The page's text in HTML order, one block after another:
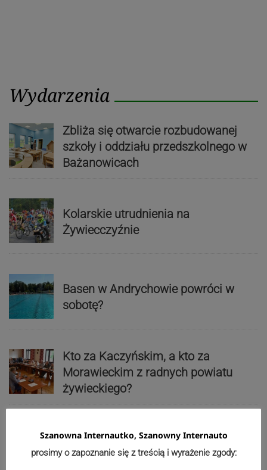
Wydarzenia
Zbliża się otwarcie rozbudowanej
szkoły i oddziału przedszkolnego w
Bażanowicach
Kolarskie utrudnienia na
Żywiecczyźnie
Basen w Andrychowie powróci w
sobotę?
Kto za Kaczyńskim, a kto za
Morawieckim z radnych powiatu
żywieckiego?
102. urodziny pani Rozalii z Ryczowa
Szanowna Internautko, Szanowny Internauto
prosimy o zapoznanie się z treścią i wyrażenie zgody: